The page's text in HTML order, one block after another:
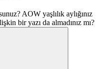
AOW yaşlılık aylığınız
bir yazı da almadınız mı?